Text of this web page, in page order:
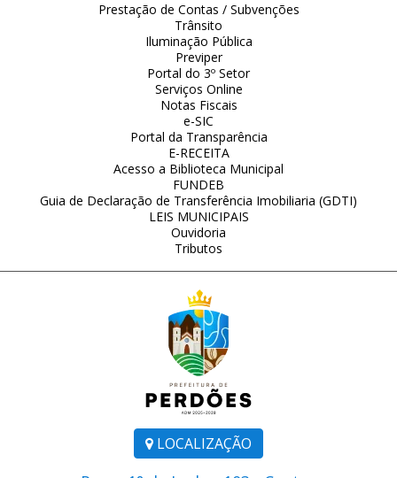
LOCALIZAÇÃO
Prestação de Contas / Subvenções
Trânsito
Iluminação Pública
Previper
Portal do 3º Setor
Serviços Online
Notas Fiscais
e-SIC
Portal da Transparência
E-RECEITA
Acesso a Biblioteca Municipal
FUNDEB
Guia de Declaração de Transferência Imobiliaria (GDTI)
LEIS MUNICIPAIS
Ouvidoria
Tributos